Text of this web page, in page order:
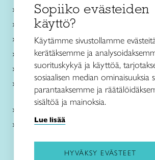
Käsityökurssit ja koulutus
Ajankohtaista
Käsityöohjeet
Me olemme Taito
Paikallinen toiminta
Verkkokaupat
Kirjaudu Arviin
Kirjaudu Taitocampukseen
Sopiiko evästeiden
käyttö?
Käytämme sivustollamme
kerätäksemme ja
suorituskykyä ja käyttöä,
sosiaalisen median ominaisuuksia
parantaaksemme ja
sisältöä ja mainoksia.
Lue lisää
HYVÄKSY EVÄSTEET